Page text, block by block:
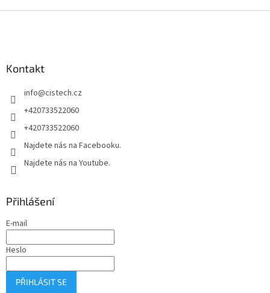
Kontakt
info@cistech.cz
+420733522060
+420733522060
Najdete nás na Facebooku.
Najdete nás na Youtube.
Přihlášení
E-mail
Heslo
PŘIHLÁSIT SE